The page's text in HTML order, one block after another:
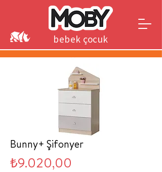
bebek çocuk
genç
Bunny+ Şifonyer
₺9.020,00